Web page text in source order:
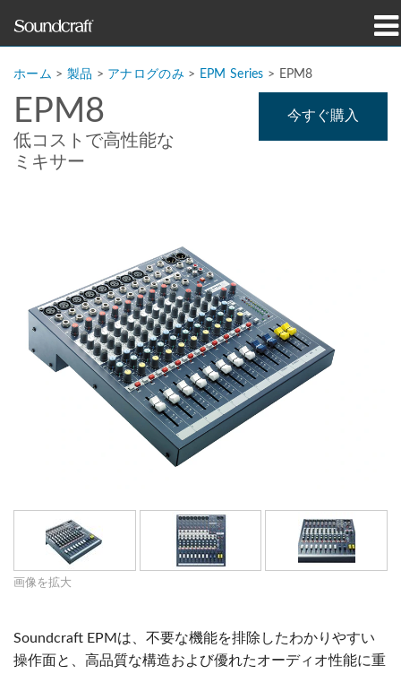
導入事例とニュース
購入先
言語/地域
ホーム > 製品 > アナログのみ> EPM Series > EPM8
EPM8
低コストで高性能な
ミキサー
今すぐ購入
画像を拡大
Soundcraft EPMは、不要な機能を排除したわかりやすい
操作面と、高品質な構造および優れたオーディオ性能に重